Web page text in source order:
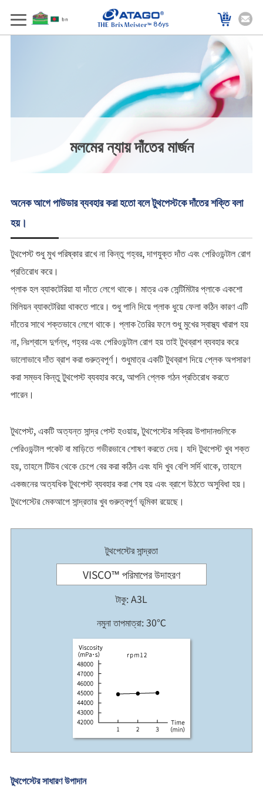
86ys
মলমের ন্যায় দাঁতের মার্জন
অনেক আগে পাউডার ব্যবহার করা হতো বলে টুথপেস্টকে দাঁতের শক্তি বলা
হয়।
টুথপেস্ট শুধু মুখ পরিষ্কার রাখে না কিন্তু গহ্বর, দাগযুক্ত দাঁত এবং পেরিওডন্টাল রোগ
প্রতিরোধ করে।
প্লাক হল ব্যাকটেরিয়া যা দাঁতে লেগে থাকে। মাত্র এক সেন্টিমিটার প্লাকে একশো
মিলিয়ন ব্যাকটেরিয়া থাকতে পারে। শুধু পানি দিয়ে প্লাক ধুয়ে ফেলা কঠিন কারণ এটি
দাঁতের সাথে শক্তভাবে লেগে থাকে। প্লাক তৈরির ফলে শুধু মুখের স্বাস্থ্য খারাপ হয়
না, নিঃশ্বাসে দুর্গন্ধ, গহ্বর এবং পেরিওডন্টাল রোগ হয় তাই টুথব্রাশ ব্যবহার করে
ভালোভাবে দাঁত ব্রাশ করা গুরুত্বপূর্ণ। শুধুমাত্র একটি টুথব্রাশ দিয়ে প্লেক অপসারণ
করা সম্ভব কিন্তু টুথপেস্ট ব্যবহার করে, আপনি প্লেক গঠন প্রতিরোধ করতে
পারেন।
টুথপেস্ট, একটি অত্যন্ত সান্দ্র পেস্ট হওয়ায়, টুথপেস্টের সক্রিয় উপাদানগুলিকে
পেরিওডন্টাল পকেট বা মাড়িতে গভীরভাবে শোষণ করতে দেয়। যদি টুথপেস্ট খুব শক্ত
হয়, তাহলে টিউব থেকে চেপে বের করা কঠিন এবং যদি খুব বেশি সর্দি থাকে, তাহলে
একজনের অত্যধিক টুথপেস্ট ব্যবহার করা শেষ হয় এবং ব্রাশে উঠতে অসুবিধা হয়।
টুথপেস্টের মেকআপে সান্দ্রতার খুব গুরুত্বপূর্ণ ভূমিকা রয়েছে।
টুথপেস্টের সান্দ্রতা
VISCO™ পরিমাপের উদাহরণ
টাকু: A3L
নমুনা তাপমাত্রা: 30℃
টুথপেস্টের সাধারণ উপাদান